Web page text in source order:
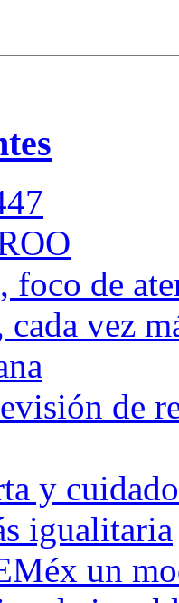
foco de
vez
de
y
igualitaria
un